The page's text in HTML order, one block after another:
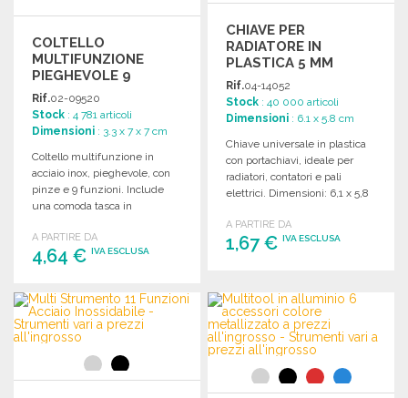
COLTELLO
MULTIFUNZIONE
PIEGHEVOLE 9
FUNZIONI
Rif.02-09520
Stock : 4 781 articoli
Dimensioni : 3.3 x 7 x 7 cm
Coltello multifunzione in
acciaio inox, pieghevole, con
pinze e 9 funzioni. Include
una comoda tasca in
A PARTIRE DA
4,64 € IVA ESCLUSA
ORDINARE
Richiedi un preventivo
CHIAVE PER
RADIATORE IN
PLASTICA 5 MM
Rif.04-14052
Stock : 40 000 articoli
Dimensioni : 6.1 x 5.8 cm
Chiave universale in plastica
con portachiavi, ideale per
radiatori, contatori e pali
elettrici. Dimensioni: 6,1 x 5,8
A PARTIRE DA
1,67 €IVA ESCLUSA
Richiedi un preventivo